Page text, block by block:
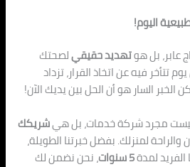
اليوم!
عابر، بل هوتهديد حقيقيلصحتك
تتأخر فيه عن اتخاذ القرار، تزداد
السار هو أن الحل بين يديك الآن!
مجرد شركة خدمات، بل هيشريكك
لمنزلك. بفضل خبرتنا الطويلة،
الفريد لمدة5 سنوات
، نحن نضمن لك